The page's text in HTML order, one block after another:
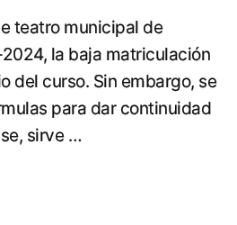
teatro municipal de
la baja matriculación
del curso. Sin embargo, se
para dar continuidad
sirve …